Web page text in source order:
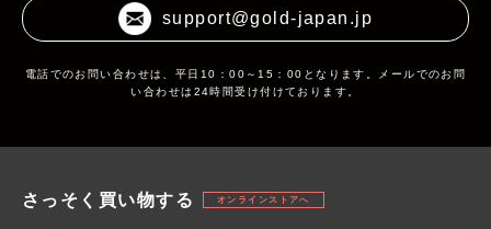
support@gold-japan.jp
電話でのお問い合わせは、平日10：00～15：00となります。メールでのお問
い合わせは24時間受け付けております。
さっそく買い物する オンラインストアへ